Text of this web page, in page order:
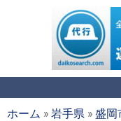
ホーム »岩手県 » 盛岡